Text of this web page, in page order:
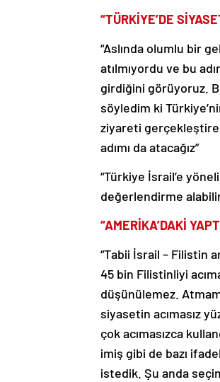
“TÜRKİYE’DE
“Aslında olumlu bir
atılmıyordu ve bu
girdiğini görüyoruz.
söyledim ki
ziyareti
adımı da atacağız”
“Türkiye İsrail’e
değerlendirme
“AMERİKA’DAKİ
“Tabii İsrail – Filistin
45 bin Filistinliyi
düşünülemez.
siyasetin acımasız
çok acımasızca
imiş gibi de bazı
istedik. Şu anda